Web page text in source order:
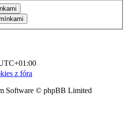
z fóra
Software © phpBB Limited